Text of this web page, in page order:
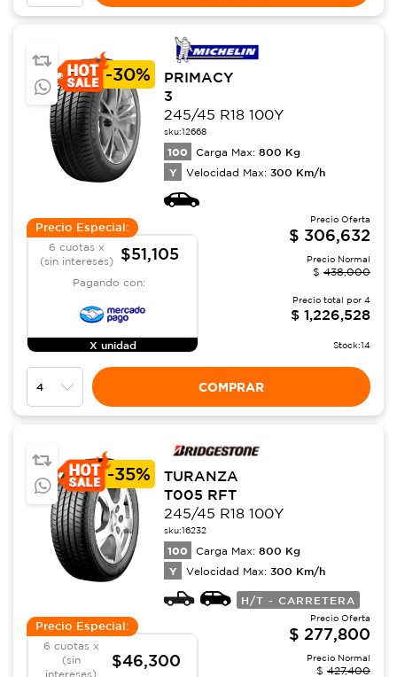
-30%
PRIMACY
3
245/45 R18 100Y
sku:12668
100 Carga Max: 800 Kg
Y Velocidad Max: 300 Km/h
Precio Especial:
6 cuotas x
(sin intereses)
$51,105
Pagando con:
X unidad
Precio Oferta
$ 306,632
Precio Normal
$ 438,000
Precio total por 4
$ 1,226,528
Stock:14
COMPRAR
-35%
TURANZA
T005 RFT
245/45 R18 100Y
sku:16232
100 Carga Max: 800 Kg
Y Velocidad Max: 300 Km/h
H/T - CARRETERA
Precio Especial:
6 cuotas x
(sin
intereses)
$46,300
Precio Oferta
$ 277,800
Precio Normal
$ 427,400